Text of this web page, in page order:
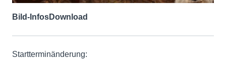
Bild-InfosDownload
Startterminänderung: